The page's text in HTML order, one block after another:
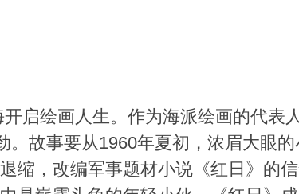
启绘画人生。作为海派绘画的代表
。故事要从1960年夏初，浓眉大眼
缩，改编军事题材小说《红日》的